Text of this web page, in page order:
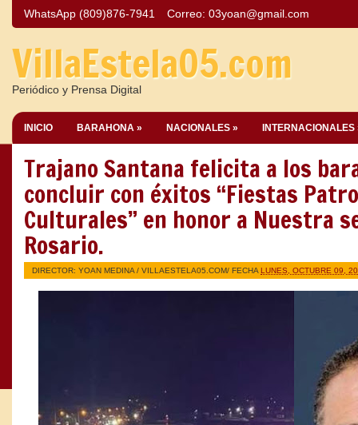
WhatsApp (809)876-7941 Correo: 03yoan@gmail.com
VillaEstela05.com
Periódico y Prensa Digital
INICIO BARAHONA » NACIONALES » INTERNACIONALES
Trajano Santana felicita a los
concluir con éxitos “Fiestas
Culturales” en honor a Nuestra
Rosario.
DIRECTOR: YOAN MEDINA / VILLAESTELA05.COM/ FECHA LUNES, OCTUBRE 09,